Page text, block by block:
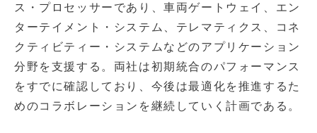
ス・プロセッサーであり、車両ゲートウェイ、エン
ターテイメント・システム、テレマティクス、コネ
クティビティー・システムなどのアプリケーション
分野を支援する。両社は初期統合のパフォーマンス
をすでに確認しており、今後は最適化を推進するた
めのコラボレーションを継続していく計画である。